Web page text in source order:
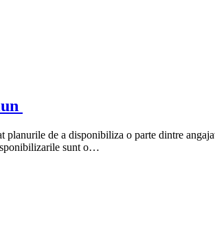
de a disponibiliza o parte dintre
sunt o…